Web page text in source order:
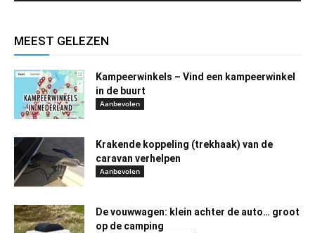
MEEST GELEZEN
Kampeerwinkels – Vind een kampeerwinkel
in de buurt
Aanbevolen
Krakende koppeling (trekhaak) van de
caravan verhelpen
Aanbevolen
De vouwwagen: klein achter de auto… groot
op de camping